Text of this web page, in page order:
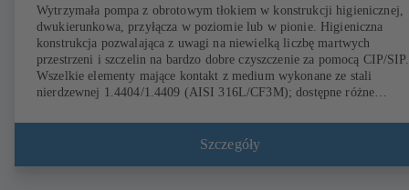
Wytrzymała pompa z obrotowym tłokiem w konstrukcji higienicznej,
dwukierunkowa, przyłącza w poziomie lub w pionie. Higieniczna
konstrukcja pozwalająca z uwagi na niewielką liczbę martwych
przestrzeni i szczelin na bardzo dobre czyszczenie za pomocą CIP/SIP.
Wszelkie elementy mające kontakt z medium wykonane ze stali
nierdzewnej 1.4404/1.4409 (AISI 316L/CF3M); dostępne różne
w formie agregatu pompowego z przekładnią i znormalizowanym
silnikiem. Elastomery pompy są zgodne z normą FDA i z normą
Szczegóły